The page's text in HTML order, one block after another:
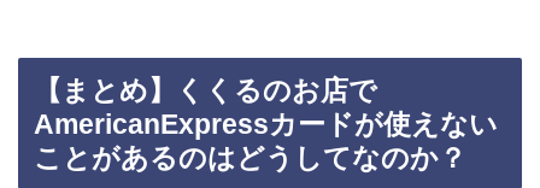
【まとめ】くくるのお店で
AmericanExpressカードが使えない
ことがあるのはどうしてなのか？